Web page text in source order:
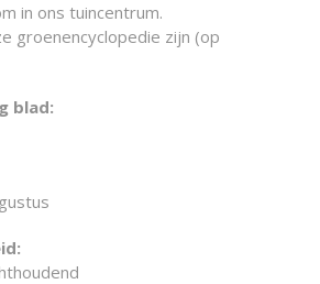
in ons tuincentrum.
groenencyclopedie zijn (op
blad: